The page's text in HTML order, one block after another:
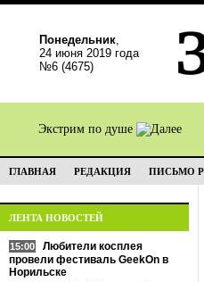
Понедельник,
24 июня 2019 года
№6 (4675)
Экстрим по душе
ГЛАВНАЯ РЕДАКЦИЯ ПИСЬМО
ЛЕНТА НОВОСТЕЙ
15:00
Любители косплея
провели фестиваль GeekOn в
Норильске